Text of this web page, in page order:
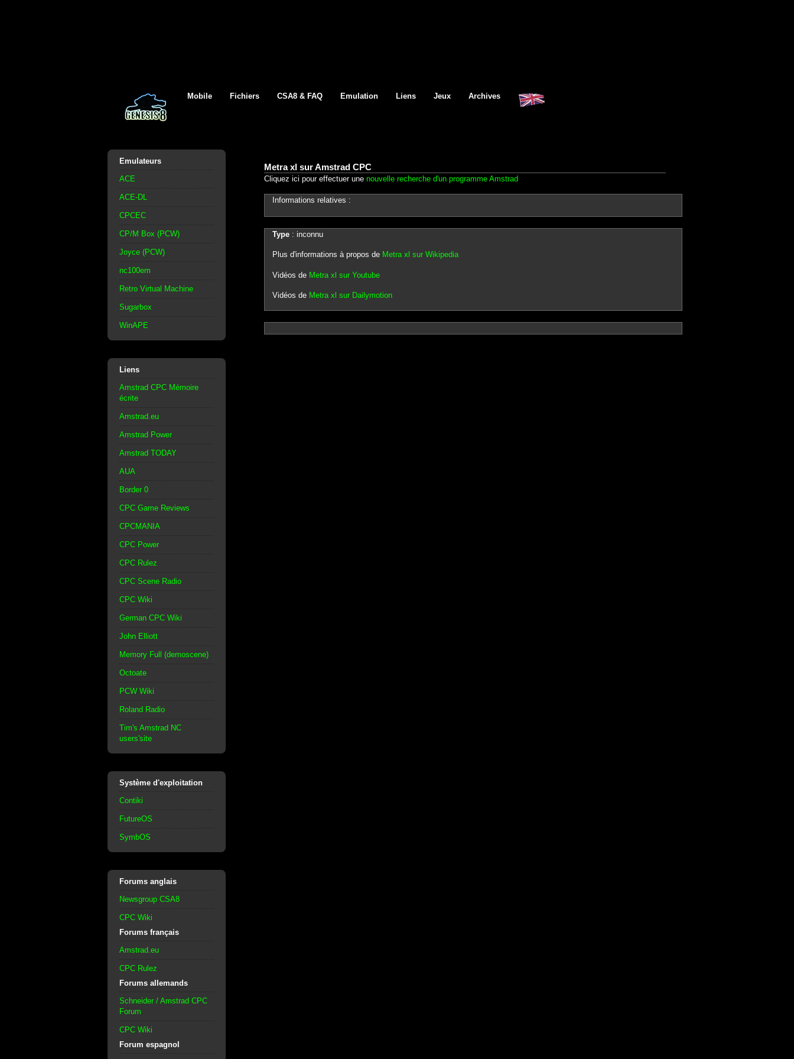
Mobile Fichiers CSA8 & FAQ Emulation Liens Jeux Archives
Emulateurs
ACE
ACE-DL
CPCEC
CP/M Box (PCW)
Joyce (PCW)
nc100em
Retro Virtual Machine
Sugarbox
WinAPE
Liens
Amstrad CPC Mémoire
écrite
Amstrad.eu
Amstrad Power
Amstrad TODAY
AUA
Border 0
CPC Game Reviews
CPCMANIA
CPC Power
CPC Rulez
CPC Scene Radio
CPC Wiki
German CPC Wiki
John Elliott
Memory Full (demoscene)
Octoate
PCW Wiki
Roland Radio
Tim's Amstrad NC
users'site
Système d'exploitation
Contiki
FutureOS
SymbOS
Forums anglais
Newsgroup CSA8
CPC Wiki
Forums français
Amstrad.eu
CPC Rulez
Forums allemands
Schneider / Amstrad CPC
Forum
CPC Wiki
Forum espagnol
Metra xl sur Amstrad CPC
Cliquez ici pour effectuer une nouvelle recherche d'un programme Amstrad
Informations relatives :
Type: inconnu
Plus d'informations à propos de Metra xl sur Wikipedia
Vidéos de Metra xl sur Youtube
Vidéos de Metra xl sur Dailymotion